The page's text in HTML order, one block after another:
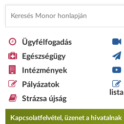
Ügyfélfogadás
Egészségügy
Intézmények
Pályázatok
Strázsa újság
lista
Kapcsolatfelvétel, üzenet a hivatalnak